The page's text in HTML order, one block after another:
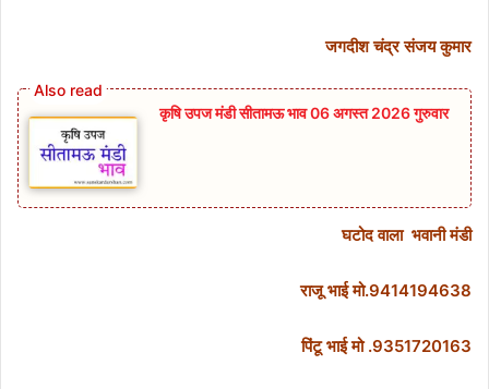
जगदीश चंद्र संजय कुमार
कृषि उपज मंडी सीतामऊ भाव 06 अगस्त 2026 गुरुवार
‌ घटोद वाला भवानी मंडी
राजू भाई मो.9414194638
पिंटू भाई मो .9351720163